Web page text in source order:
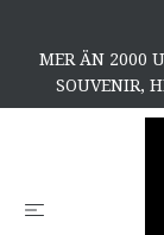
MER ÄN 2000
SOUVENIR,